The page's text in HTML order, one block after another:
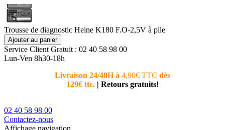
Trousse de diagnostic Heine K180 F.O-2,5V à pile
Ajouter au panier
Service Client Gratuit : 02 40 58 98 00
Lun-Ven 8h30-18h
Livraison 24/48H à 4,90€ TTC dès
129€ ttc. | Retours gratuits!
02 40 58 98 00
Contactez-nous
Affichage navigation